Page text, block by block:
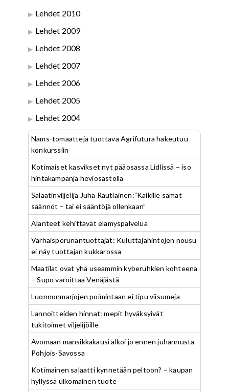
Lehdet 2010
Lehdet 2009
Lehdet 2008
Lehdet 2007
Lehdet 2006
Lehdet 2005
Lehdet 2004
Nams-tomaatteja tuottava Agrifutura hakeutuu
konkurssiin
Kotimaiset kasvikset nyt pääosassa Lidlissä – iso
hintakampanja heviosastolla
Salaatinviljelijä Juha Rautiainen:”Kaikille samat
säännöt – tai ei sääntöjä ollenkaan”
Alanteet kehittävät elämyspalvelua
Varhaisperunantuottajat: Kuluttajahintojen nousu
ei näy tuottajan kukkarossa
Maatilat ovat yhä useammin kyberuhkien kohteena
– Supo varoittaa Venäjästä
Luonnonmarjojen poimintaan ei tipu viisumeja
Lannoitteiden hinnat: mepit hyväksyivät
tukitoimet viljelijöille
Avomaan mansikkakausi alkoi jo ennen juhannusta
Pohjois-Savossa
Kotimainen salaatti kynnetään peltoon? – kaupan
hyllyssä ulkomainen tuote